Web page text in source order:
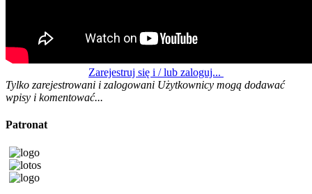
Zarejestruj się i / lub zaloguj...
Tylko zarejestrowani i zalogowani Użytkownicy mogą dodawać
wpisy i komentować...
Patronat